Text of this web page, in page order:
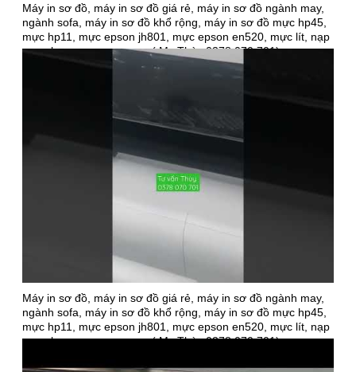
Máy in sơ đồ, máy in sơ đồ giá rẻ, máy in sơ đồ ngành may,
ngành sofa, máy in sơ đồ khổ rộng, máy in sơ đồ mực hp45,
mực hp11, mực epson jh801, mực epson en520, mực lít, nạp
mực, bơm mực, sạc mực ( Ms Thùy 0378 070 701)
Máy in sơ đồ, máy in sơ đồ giá rẻ, máy in sơ đồ ngành may,
ngành sofa, máy in sơ đồ khổ rộng, máy in sơ đồ mực hp45,
mực hp11, mực epson jh801, mực epson en520, mực lít, nạp
mực, bơm mực, sạc mực ( Ms Thùy 0378 070 701)